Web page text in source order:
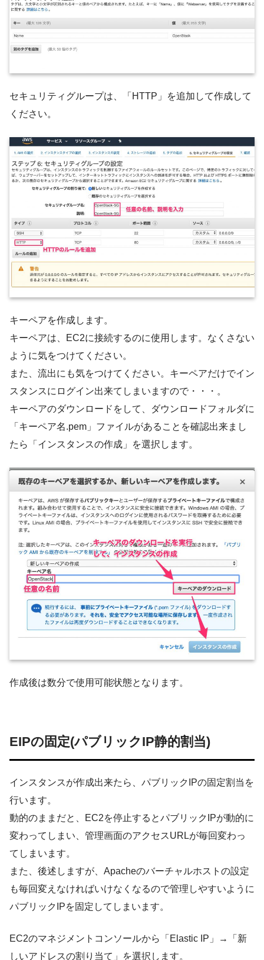
セキュリティグループは、「HTTP」を追加して作成して
ください。
キーペアを作成します。
キーペアは、EC2に接続するのに使用します。なくさない
ように気をつけてください。
また、流出にも気をつけてください。キーペアだけでイン
スタンスにログイン出来てしまいますので・・・。
キーペアのダウンロードをして、ダウンロードフォルダに
「キーペア名.pem」ファイルがあることを確認出来まし
たら「インスタンスの作成」を選択します。
作成後は数分で使用可能状態となります。
EIPの固定(パブリックIP静的割当)
インスタンスが作成出来たら、パブリックIPの固定割当を
行います。
動的のままだと、EC2を停止するとパブリックIPが動的に
変わってしまい、管理画面のアクセスURLが毎回変わっ
てしまいます。
また、後述しますが、Apacheのバーチャルホストの設定
も毎回変えなければいけなくなるので管理しやすいように
パブリックIPを固定してしまいます。
EC2のマネジメントコンソールから「Elastic IP」→「新
しいアドレスの割り当て」を選択します。